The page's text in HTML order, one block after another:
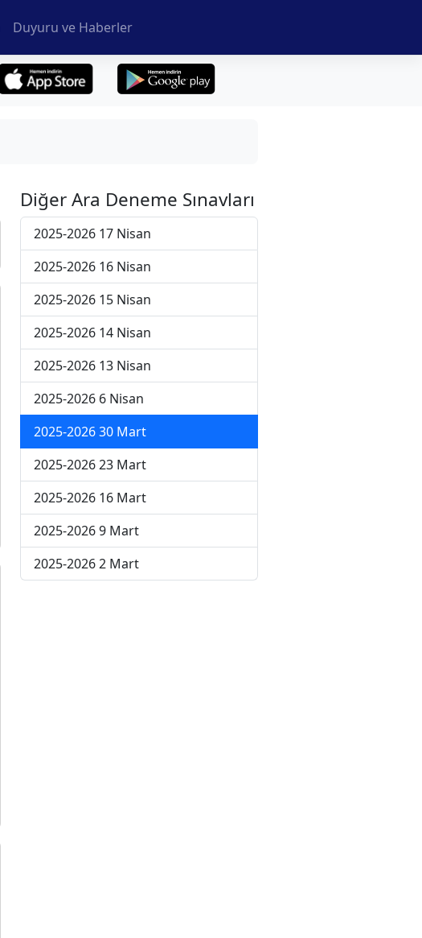
Duyuru ve Haberler
Diğer Ara Deneme Sınavları
2025-2026 17 Nisan
2025-2026 16 Nisan
2025-2026 15 Nisan
2025-2026 14 Nisan
2025-2026 13 Nisan
2025-2026 6 Nisan
2025-2026 30 Mart
2025-2026 23 Mart
2025-2026 16 Mart
2025-2026 9 Mart
2025-2026 2 Mart